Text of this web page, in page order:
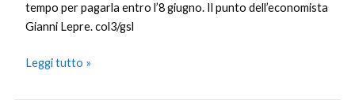
tempo per pagarla entro l’8 giugno. Il punto dell’economista
Gianni Lepre. col3/gsl
Leggi tutto »